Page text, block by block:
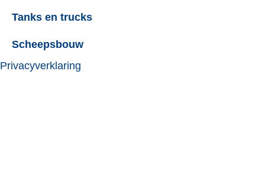
Tanks en trucks
Scheepsbouw
Privacyverklaring